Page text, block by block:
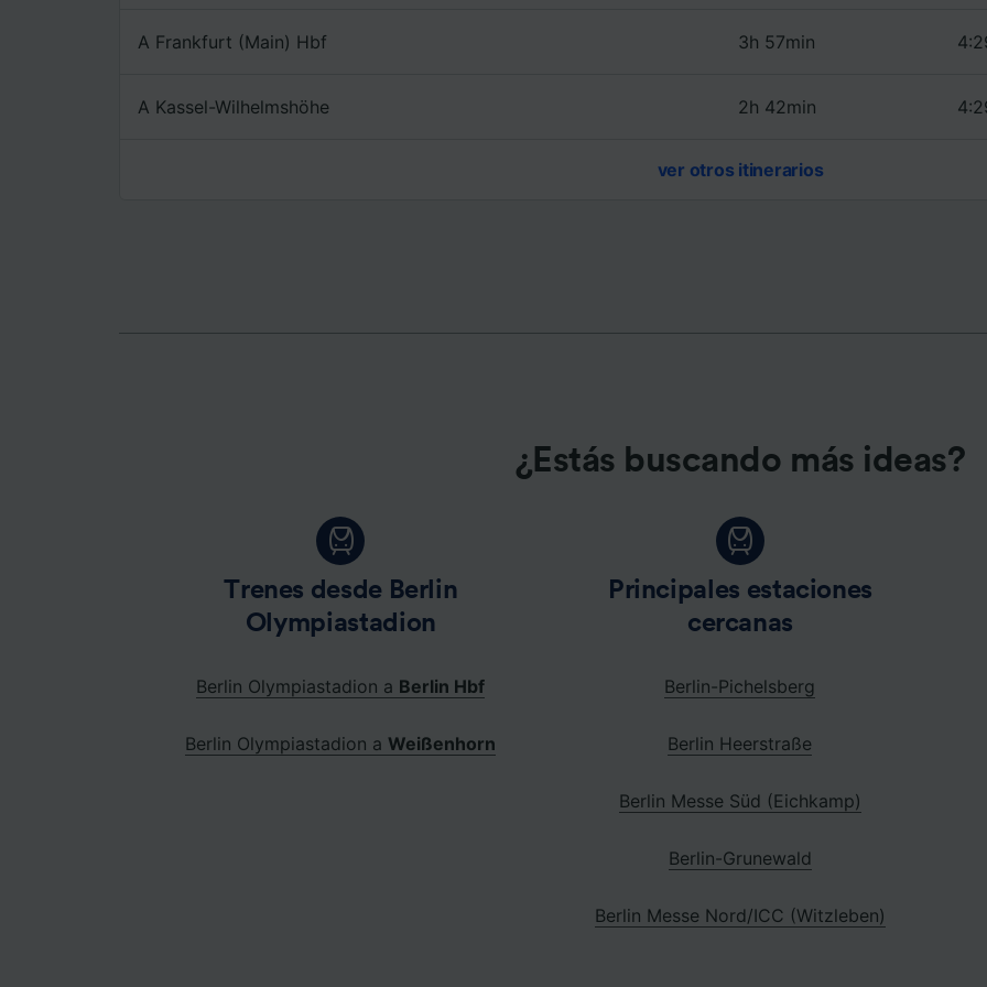
A Frankfurt (Main) Hbf 3h 57min
A Kassel-Wilhelmshöhe 2h 42min
ver otros itinerarios
¿Estás buscando más ideas?
Trenes desde Berlin
Olympiastadion
Berlin Olympiastadion a Berlin Hbf
Berlin Olympiastadion a Weißenhorn
Principales estaciones
cercanas
Berlin-Pichelsberg
Berlin Heerstraße
Berlin Messe Süd (Eichkamp)
Berlin-Grunewald
Berlin Messe Nord/ICC (Witzleben)